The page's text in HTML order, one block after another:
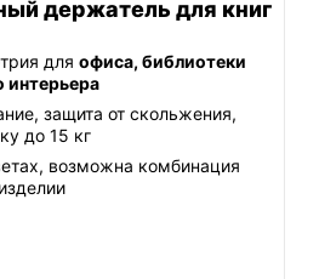
держатель для книг
для офиса, библиотеки
интерьера
защита от скольжения,
до 15 кг
возможна комбинация